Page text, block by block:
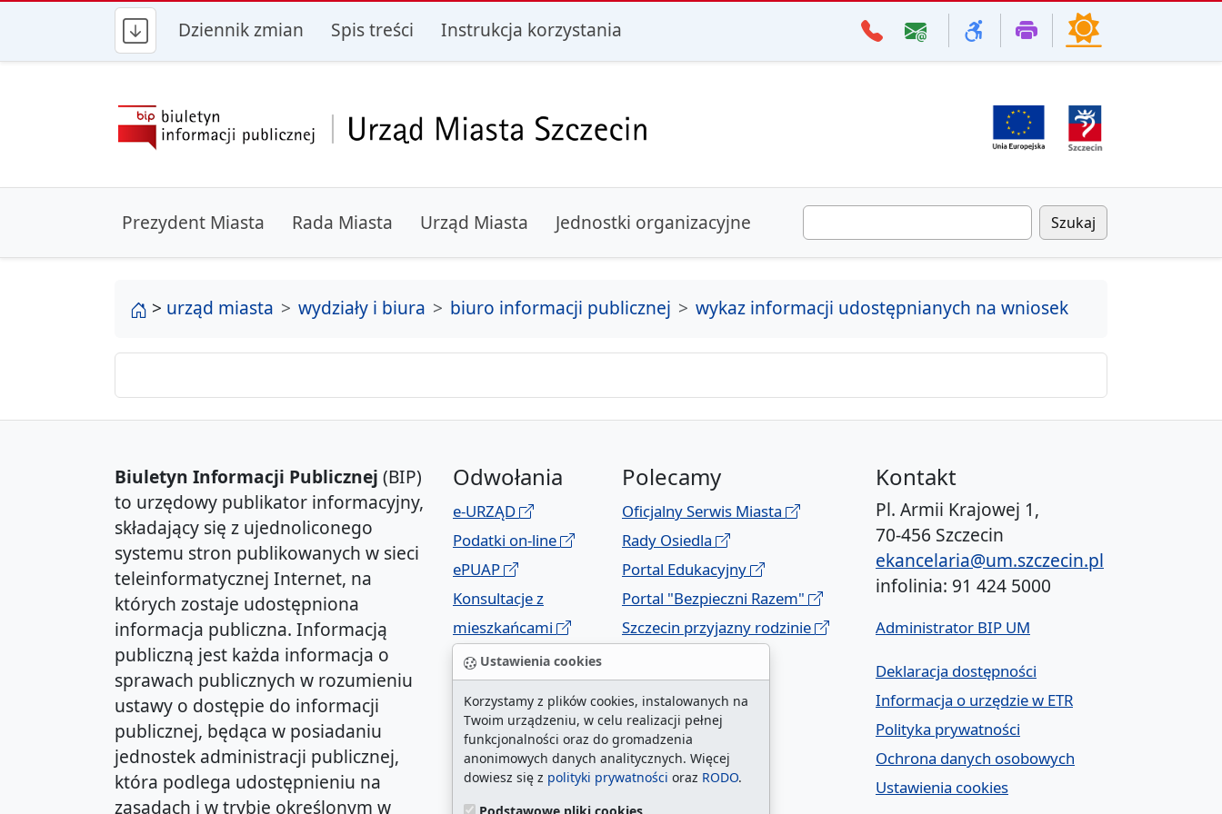
przejdź do głównego menu przejdź do treści
Ustawienia cookies
Korzystamy z plików cookies, instalowanych na
Twoim urządzeniu, w celu realizacji pełnej
funkcjonalności oraz do gromadzenia
anonimowych danych analitycznych. Więcej
dowiesz się z polityki prywatności oraz RODO.
Dziennik zmian Spis treści Instrukcja korzystania
Prezydent Miasta Rada Miasta Urząd Miasta Jednostki organizacyjne Szukaj
strona główna
> urząd miasta wydziały i biura biuro informacji publicznej wykaz informacji udostępnianych na wniosek
Biuletyn Informacji Publicznej (BIP)
to urzędowy publikator informacyjny,
składający się z ujednoliconego
systemu stron publikowanych w sieci
teleinformatycznej Internet, na
których zostaje udostępniona
informacja publiczna. Informacją
publiczną jest każda informacja o
sprawach publicznych w rozumieniu
ustawy o dostępie do informacji
publicznej, będąca w posiadaniu
jednostek administracji publicznej,
która podlega udostępnieniu na
zasadach i w trybie określonym w
Odwołania
e-URZĄD
Podatki on-line
ePUAP
Konsultacje z
mieszkańcami
Geoportal
Polecamy
Oficjalny Serwis Miasta
Rady Osiedla
Portal Edukacyjny
Portal "Bezpieczni Razem"
Szczecin przyjazny rodzinie
Kontakt
Pl. Armii Krajowej 1,
70-456 Szczecin
ekancelaria@um.szczecin.pl
infolinia: 91 424 5000
Administrator BIP UM
Deklaracja dostępności
Informacja o urzędzie w ETR
Polityka prywatności
Ochrona danych osobowych
Ustawienia cookies